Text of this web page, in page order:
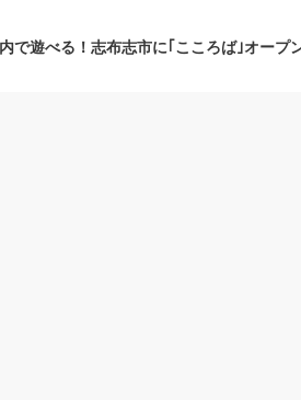
内で遊べる！志布志市に｢こころば｣オープ